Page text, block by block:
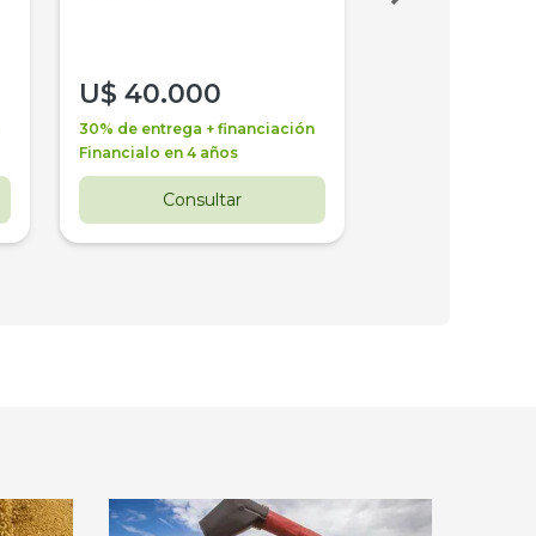
U$ 40.000
30% de entrega + financiación
Financialo en 4 años
Consultar